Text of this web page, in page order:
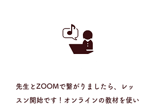
​先生とZOOMで繋がりましたら、レッ
スン開始です！オンラインの教材を使い